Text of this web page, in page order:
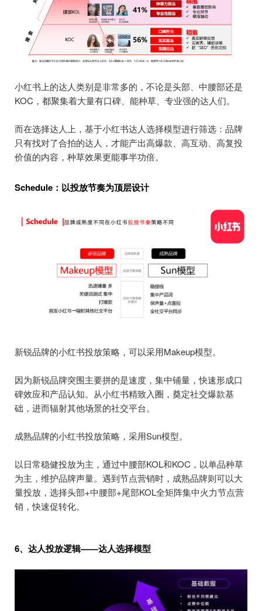
小红书上的达人类别是非常多的，不论是头部、中腰部还是
KOC，都聚集着大量有口碑、能种草、专业强的达人们。
而在选择达人上，基于小红书达人选择模型进行筛选：品牌
只有找对了合拍的达人，才能产出高爆款、高互动、高复投
价值的内容，种草效果更能事半功倍。
Schedule：以投放节奏为顶层设计
新锐品牌的小红书投放策略，可以采用Makeup模型。
因为新锐品牌突围主要拼的是速度，集中铺量，快速形成口
碑效应和产品认知。从小红书精致入圈，奠定社交爆款基
础，进而辐射其他场景的社交平台。
成熟品牌的小红书投放策略，采用Sun模型。
以日常稳健投放为主，通过中腰部KOL和KOC，以单品种草
为主，维护品牌声量。遇到节点营销时，成熟品牌则可以大
量投放，选择头部+中腰部+尾部KOL全矩阵集中火力节点营
销，快速促转化。
6、达人投放逻辑——达人选择模型